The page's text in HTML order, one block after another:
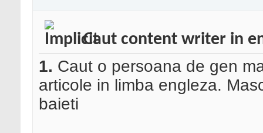
Caut content writer in
1. Caut o persoana de gen
articole in limba engleza.
baieti